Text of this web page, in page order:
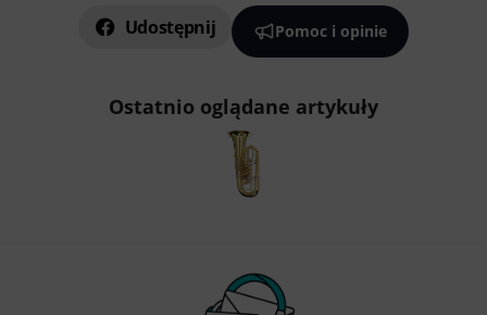
Udostępnij Pomoc i opinie
Ostatnio oglądane artykuły